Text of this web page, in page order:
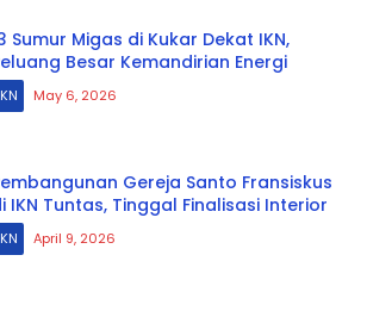
Sumur Migas di Kukar Dekat IKN,
Besar Kemandirian Energi
May 6, 2026
Gereja Santo Fransiskus
IKN Tuntas, Tinggal Finalisasi Interior
April 9, 2026